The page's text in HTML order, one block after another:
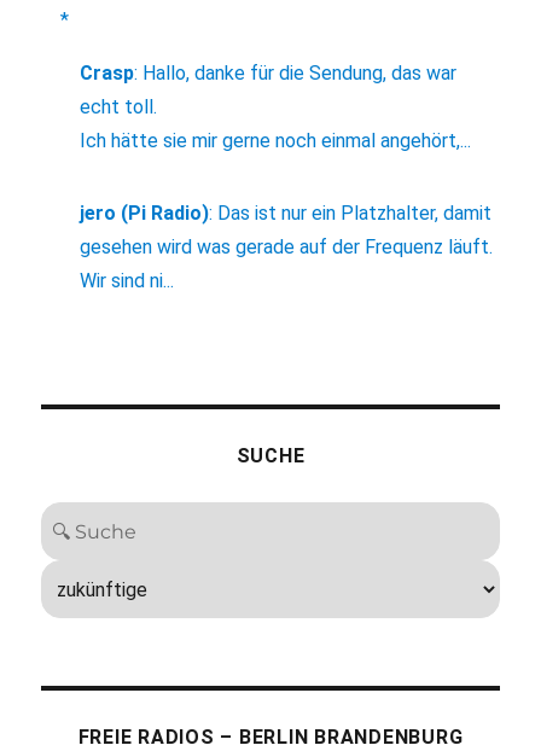
*
Crasp: Hallo, danke für die Sendung, das war
echt toll.
Ich hätte sie mir gerne noch einmal angehört,...
jero (Pi Radio): Das ist nur ein Platzhalter, damit
gesehen wird was gerade auf der Frequenz läuft.
Wir sind ni...
SUCHE
FREIE RADIOS – BERLIN BRANDENBURG